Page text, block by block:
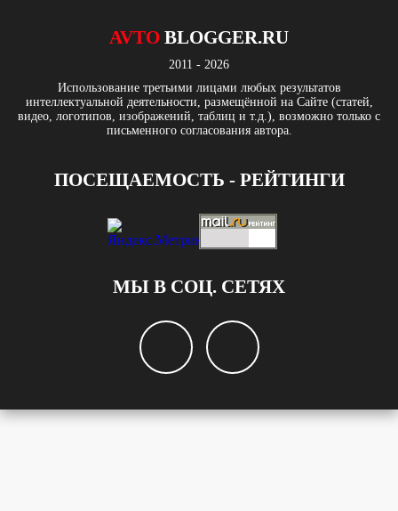
AVTO BLOGGER.RU
2011 - 2026
Использование третьими лицами любых результатов
интеллектуальной деятельности, размещённой на Сайте (статей,
видео, логотипов, изображений, таблиц и т.д.), возможно только с
письменного согласования автора.
ПОСЕЩАЕМОСТЬ - РЕЙТИНГИ
МЫ В СОЦ. СЕТЯХ